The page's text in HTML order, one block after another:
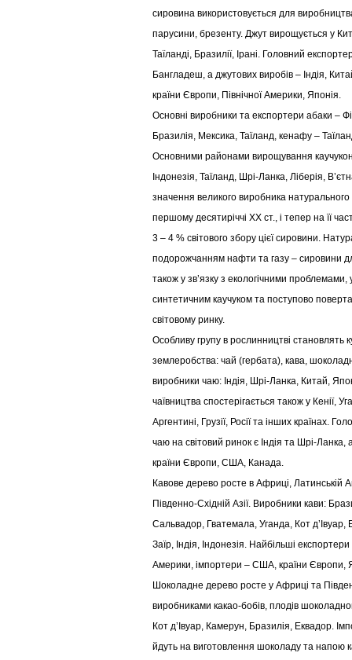
сировина використовується для
парусини, брезенту. Джут вирощується у
Таїланді, Бразилії, Ірані. Головний
Бангладеш, а джутових виробів – Індія,
країни Європи, Північної Америки, Японія.
Основні виробники та експортери абаки –
Бразилія, Мексика, Таїланд, кенафу –
Основними районами вирощування
Індонезія, Таїланд, Шрі-Ланка, Ліберія,
значення великого виробника натурального
першому десятиріччі ХХ ст., і тепер на її
3 – 4 % світового збору цієї сировини.
подорожчанням нафти та газу – сировини
також у зв’язку з екологічними проблемами,
синтетичним каучуком та поступово
світовому ринку.
Особливу групу в рослинництві становлять
землеробства: чай (гербата), кава,
виробники чаю: Індія, Шрі-Ланка, Китай,
чаївництва спостерігається також у Кенії,
Аргентині, Грузії, Росії та інших країнах.
чаю на світовий ринок є Індія та Шрі-
країни Європи, США, Канада.
Кавове дерево росте в Африці, Латинській
Південно-Східній Азії. Виробники кави:
Сальвадор, Гватемала, Уганда, Кот д’Івуар,
Заїр, Індія, Індонезія. Найбільші
Америки, імпортери – США, країни Європи,
Шоколадне дерево росте у Африці та
виробниками какао-бобів, плодів
Кот д’Івуар, Камерун, Бразилія, Еквадор.
йдуть на виготовлення шоколаду та напою